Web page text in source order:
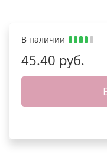
В наличии
45.40 руб.